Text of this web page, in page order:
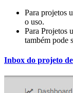
Para projetos
o uso.
Para Projetos
também pode
Inbox do projeto de